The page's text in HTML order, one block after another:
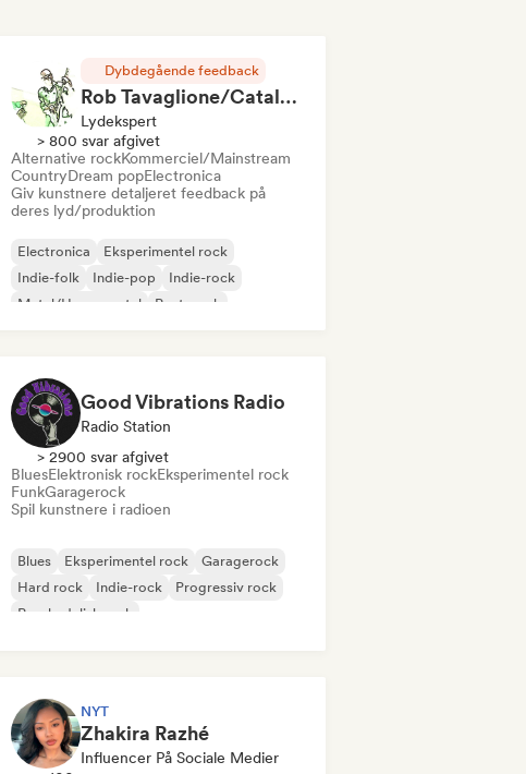
Dybdegående feedback
Rob Tavaglione/Catalyst Recording
Lydekspert
> 800 svar afgivet
Alternative rockKommerciel/Mainstream
CountryDream popElectronica
Giv kunstnere detaljeret feedback på
deres lyd/produktion
Electronica
Eksperimentel rock
Indie-folk
Indie-pop
Indie-rock
Metal/Heavy metal
Post-punk
Good Vibrations Radio
Radio Station
> 2900 svar afgivet
BluesElektronisk rockEksperimentel rock
FunkGaragerock
Spil kunstnere i radioen
Blues Eksperimentel rock
Garagerock
Hard rock
Indie-rock
Progressiv rock
Psychedelisk rock
NYT
Zhakira Razhé
Influencer På Sociale Medier